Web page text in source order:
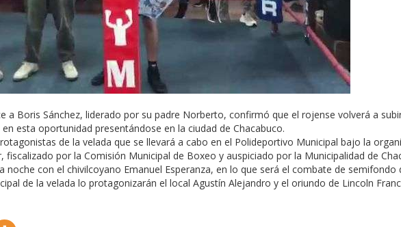
a Boris Sánchez, liderado por su padre Norberto, confirmó que el rojense volverá a
esta oportunidad presentándose en la ciudad de Chacabuco.
de la velada que se llevará a cabo en el Polideportivo Municipal bajo la
por la Comisión Municipal de Boxeo y auspiciado por la Municipalidad de
noche con el chivilcoyano Emanuel Esperanza, en lo que será el combate de semifondo
de la velada lo protagonizarán el local Agustín Alejandro y el oriundo de Lincoln